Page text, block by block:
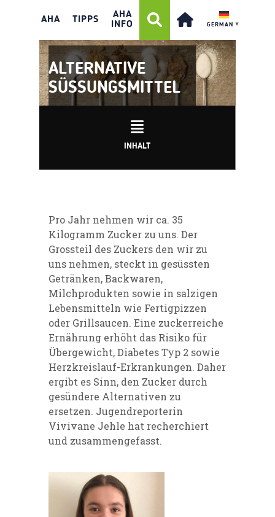
AHA TIPPS
AHA
INFO
GERMAN ▼
ALTERNATIVE
SÜSSUNGSMITTEL
INHALT
Pro Jahr nehmen wir ca. 35
Kilogramm Zucker zu uns. Der
Grossteil des Zuckers den wir zu
uns nehmen, steckt in gesüssten
Getränken, Backwaren,
Milchprodukten sowie in salzigen
Lebensmitteln wie Fertigpizzen
oder Grillsaucen. Eine zuckerreiche
Ernährung erhöht das Risiko für
Übergewicht, Diabetes Typ 2 sowie
Herzkreislauf-Erkrankungen. Daher
ergibt es Sinn, den Zucker durch
gesündere Alternativen zu
ersetzen. Jugendreporterin
Vivivane Jehle hat recherchiert
und zusammengefasst.